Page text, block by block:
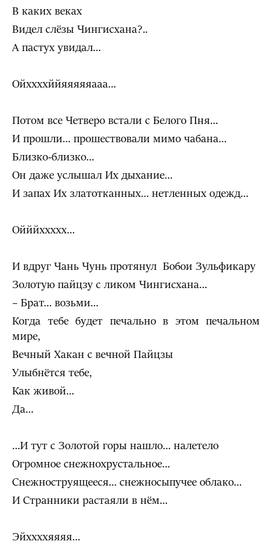
В каких веках
Видел слёзы Чингисхана?..
А пастух увидал…
Ойххххййяяяяяааа…
Потом все Четверо встали с Белого Пня…
И прошли… прошествовали мимо чабана…
Близко-близко…
Он даже услышал Их дыхание…
И запах Их златотканных… нетленных одежд…
Ойййххххх…
И вдруг Чань Чунь протянул Бобои Зульфикару
Золотую пайцзу с ликом Чингисхана…
– Брат… возьми…
Когда тебе будет печально в этом печальном
мире,
Вечный Хакан с вечной Пайцзы
Улыбнётся тебе,
Как живой…
Да…
…И тут с Золотой горы нашло… налетело
Огромное снежнохрустальное…
Снежноструящееся… снежносыпучее облако…
И Странники растаяли в нём…
Эйххххяяяя…